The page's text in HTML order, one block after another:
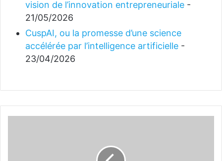
vision de l’innovation entrepreneuriale -
21/05/2026
CuspAI, ou la promesse d’une science
accélérée par l’intelligence artificielle -
23/04/2026